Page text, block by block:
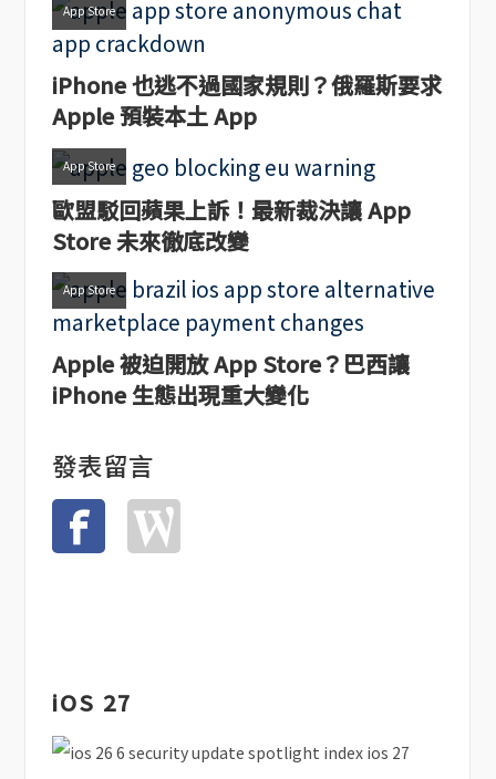
App Store
iPhone 也逃不過國家規則？俄羅斯要求
Apple 預裝本土 App
App Store
歐盟駁回蘋果上訴！最新裁決讓 App
Store 未來徹底改變
App Store
Apple 被迫開放 App Store？巴西讓
iPhone 生態出現重大變化
發表留言
iOS 27